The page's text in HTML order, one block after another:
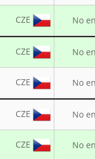
CZE No
CZE No
CZE No
CZE No
CZE No